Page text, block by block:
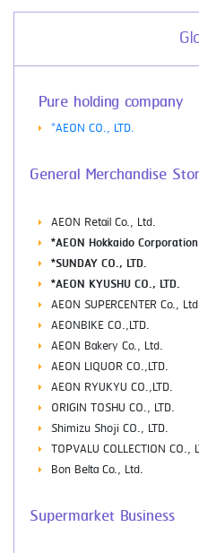
Pure holding company
*AEON CO., LTD.
General Merchandise
AEON Retail Co., Ltd.
*AEON Hokkaido Corporation
*SUNDAY CO., LTD.
*AEON KYUSHU CO., LTD.
AEON SUPERCENTER Co.,
AEONBIKE CO.,LTD.
AEON Bakery Co., Ltd.
AEON LIQUOR CO.,LTD.
AEON RYUKYU CO.,LTD.
ORIGIN TOSHU CO., LTD.
Shimizu Shoji CO., LTD.
TOPVALU COLLECTION CO.,
Bon Belta Co., Ltd.
Supermarket Business